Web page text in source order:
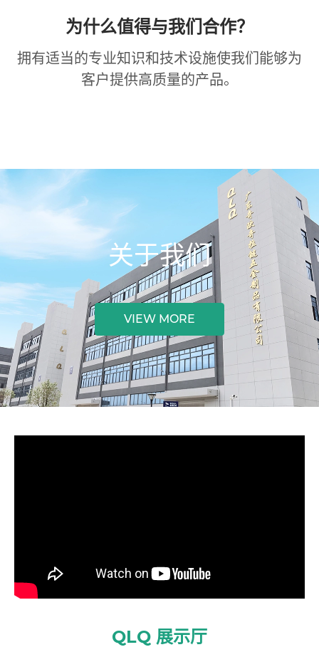
为什么值得与我们合作？
拥有适当的专业知识和技术设施使我们能够为
客户提供高质量的产品。
关于我们
VIEW MORE
QLQ 展示厅